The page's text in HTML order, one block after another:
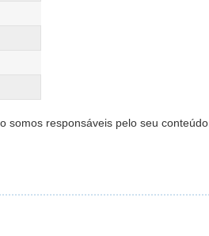
somos responsáveis pelo seu conteúdo.